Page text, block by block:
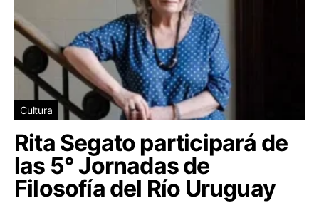
Cultura
Rita Segato participará de
las 5° Jornadas de
Filosofía del Río Uruguay